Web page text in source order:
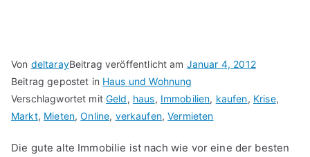
Von deltarayBeitrag veröffentlicht am Januar 4, 2012
Beitrag gepostet in Haus und Wohnung
Verschlagwortet mitGeld, haus, Immobilien, kaufen, Krise,
Markt, Mieten,Online, verkaufen,Vermieten
Die gute alte Immobilie ist nach wie vor eine der besten